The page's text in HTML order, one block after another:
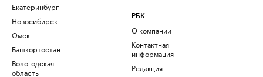
Екатеринбург
Новосибирск
Омск
Башкортостан
Вологодская
область
РБК
О компании
Контактная
информация
Редакция